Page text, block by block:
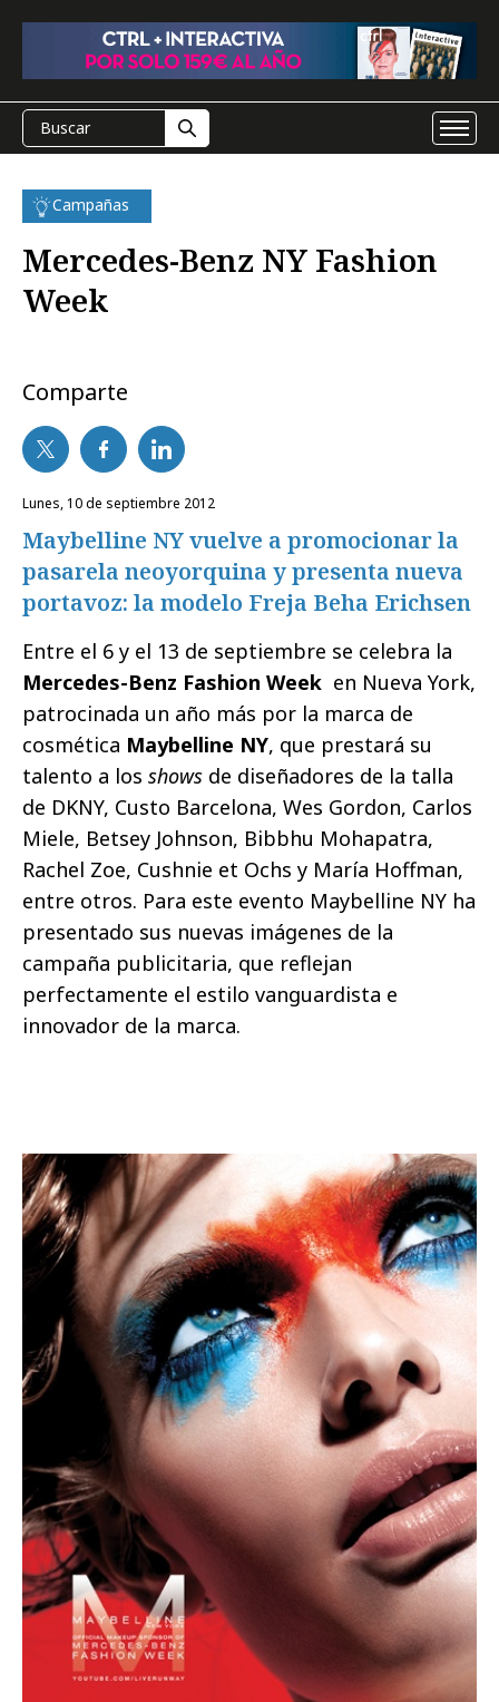
Campañas
Mercedes-Benz NY Fashion
Week
Comparte
lunes, 10 de septiembre 2012
Maybelline NY vuelve a promocionar la
pasarela neoyorquina y presenta nueva
portavoz: la modelo Freja Beha Erichsen
Entre el 6 y el 13 de septiembre se celebra la
Mercedes-Benz Fashion Week en Nueva York,
patrocinada un año más por la marca de
cosmética Maybelline NY, que prestará su
talento a los shows de diseñadores de la talla
de DKNY, Custo Barcelona, Wes Gordon, Carlos
Miele, Betsey Johnson, Bibbhu Mohapatra,
Rachel Zoe, Cushnie et Ochs y María Hoffman,
entre otros. Para este evento Maybelline NY ha
presentado sus nuevas imágenes de la
campaña publicitaria, que reflejan
perfectamente el estilo vanguardista e
innovador de la marca.